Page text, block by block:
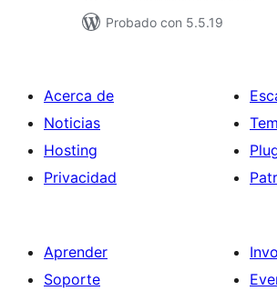
Probado con 5.5.19
Acerca de
Noticias
Hosting
Privacidad
Aprender
Soporte